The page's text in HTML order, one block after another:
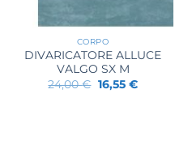
CORPO
DIVARICATORE ALLUCE
VALGO SX M
24,00€ Il
prezzo
16,55 €Il